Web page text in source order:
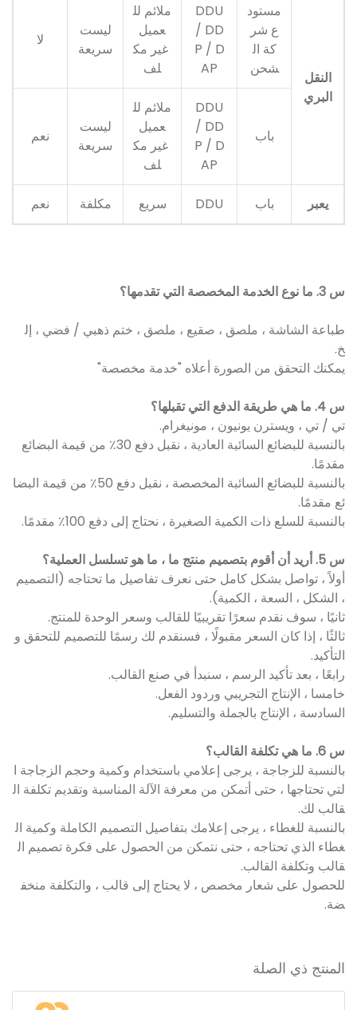
النقل
البري
مستود
ع شر
كة ال
شحن
DDU
/ DD
P / D
AP
ملائم لل
عميل
غير مك
لف
ليست
سريعة
لا
باب
DDU
/ DD
P / D
AP
ملائم لل
عميل
غير مك
لف
ليست
سريعة
نعم
يعبر باب DDU سريع مكلفة نعم
س 3. ما نوع الخدمة المخصصة التي تقدمها؟
طباعة الشاشة ، ملصق ، صقيع ، ملصق ، ختم ذهبي / فضي ، إل
خ.
يمكنك التحقق من الصورة أعلاه "خدمة مخصصة"
س 4. ما هي طريقة الدفع التي تقبلها؟
تي / تي ، ويسترن يونيون ، مونيغرام.
بالنسبة للبضائع السائبة العادية ، نقبل دفع 30٪ من قيمة البضائع
مقدمًا.
بالنسبة للبضائع السائبة المخصصة ، نقبل دفع 50٪ من قيمة البضا
ئع مقدمًا.
بالنسبة للسلع ذات الكمية الصغيرة ، نحتاج إلى دفع 100٪ مقدمًا.
س 5. أريد أن أقوم بتصميم منتج ما ، ما هو تسلسل العملية؟
أولاً ، تواصل بشكل كامل حتى نعرف تفاصيل ما تحتاجه (التصميم
، الشكل ، السعة ، الكمية).
ثانيًا ، سوف نقدم سعرًا تقريبيًا للقالب وسعر الوحدة للمنتج.
ثالثًا ، إذا كان السعر مقبولًا ، فسنقدم لك رسمًا للتصميم للتحقق و
التأكيد.
رابعًا ، بعد تأكيد الرسم ، سنبدأ في صنع القالب.
خامسا ، الإنتاج التجريبي وردود الفعل.
السادسة ، الإنتاج بالجملة والتسليم.
س 6. ما هي تكلفة القالب؟
بالنسبة للزجاجة ، يرجى إعلامي باستخدام وكمية وحجم الزجاجة ا
لتي تحتاجها ، حتى أتمكن من معرفة الآلة المناسبة وتقديم تكلفة ال
قالب لك.
بالنسبة للغطاء ، يرجى إعلامك بتفاصيل التصميم الكاملة وكمية ال
غطاء الذي تحتاجه ، حتى نتمكن من الحصول على فكرة تصميم ال
قالب وتكلفة القالب.
للحصول على شعار مخصص ، لا يحتاج إلى قالب ، والتكلفة منخف
ضة.
المنتج ذي الصلة